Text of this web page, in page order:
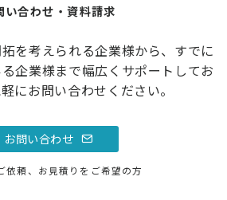
い合わせ・資料請求
を考えられる企業様から、すでに
企業様まで幅広くサポートしてお
にお問い合わせください。
お問い合わせ
依頼、お見積りをご希望の方